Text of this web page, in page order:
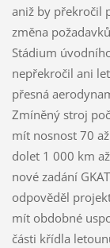
aniž by překročil
změna
Stádium
nepřekročil ani
přesná
Zmíněný stroj
mít nosnost 70
dolet 1 000 km
nové zadání
odpověděl
mít obdobné
části křídla